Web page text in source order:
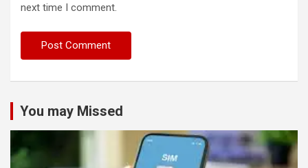
next time I comment.
You may Missed